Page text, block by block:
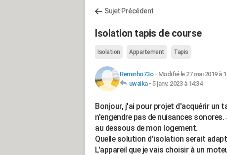
Sujet Précédent
Isolation tapis de course
Isolation Appartement Tapis
Reminho73o- Modifié le 27 mai 2019 à
uwaika- 5 janv. 2023 à 14:34
Bonjour, j'ai pour projet d'acquérir un
n'engendre pas de nuisances
au dessous de mon logement.
Quelle solution d'isolation serait
L'appareil que je vais choisir à un